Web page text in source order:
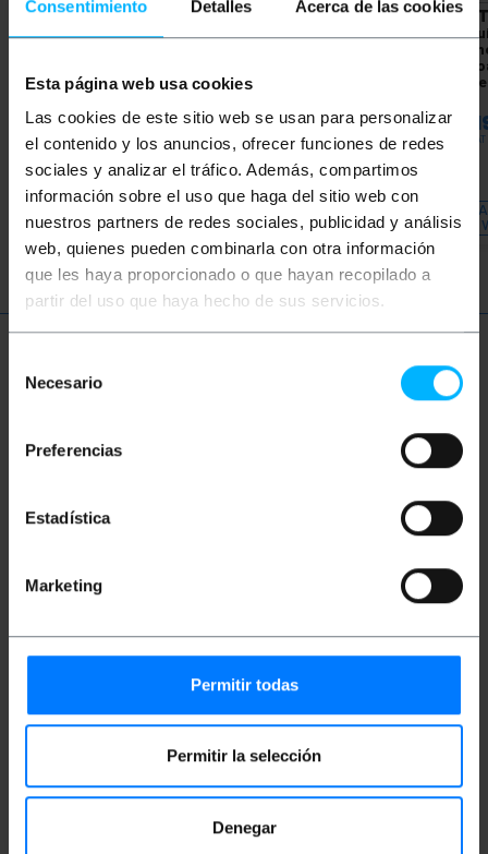
Consentimiento Detalles Acerca de las cookies
Esta página web usa cookies
Las cookies de este sitio web se usan para personalizar
el contenido y los anuncios, ofrecer funciones de redes
sociales y analizar el tráfico. Además, compartimos
información sobre el uso que haga del sitio web con
nuestros partners de redes sociales, publicidad y análisis
web, quienes pueden combinarla con otra información
que les haya proporcionado o que hayan recopilado a
partir del uso que haya hecho de sus servicios.
Necesario
Preferencias
Estadística
Marketing
Permitir todas
Permitir la selección
Denegar
BEMATIKWaterdichte
doos oppervlakte
€3,16
€3,16 VAT inc.
€2,34
REF: AE200
WANNEER ER
VOORRAAD IS
BEMATIKWaterdichte
€6,26
6,26VAT inc.
€5,03
REF: AE205
LAAT ME WETEN
WANNEER ER
VOORRAAD IS
€
€
Meer informatie
Beschrijving
De box biedt een normale stroom van 10AX 250V.
Het beschikt over ingangen voor raceways van 10x12
oplossing voor het splitsen en aftakken van muren
is een betrouwbare oplossing voor wie op zoek is
verbinding. Vervaardigd door Solera met referentie
MUR62U.
Normale stroom 10AX 250V.
10x22mm kanalen.